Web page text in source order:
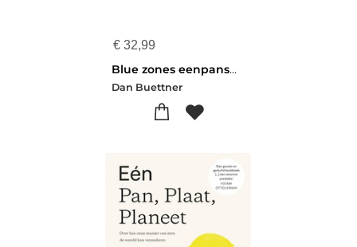
€ 32,99
Blue zones eenpansmaaltijden
Dan Buettner